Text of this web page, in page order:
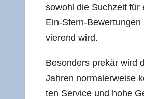
sowohl die Such­zeit für
Ein-Stern-
vie­rend wird.
Beson­ders pre­kär wird
Jah­ren nor­ma­ler­wei­se
ten Ser­vice und hohe